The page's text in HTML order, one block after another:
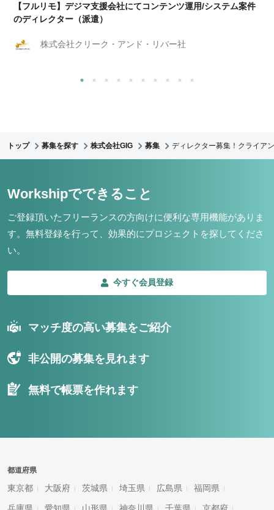
【フルリモ】デジマ支援会社にてコンテンツ運用/システム案件
のディレクター（派遣）
株式会社クリーク・アンド・リバー社
トップ 募集を探す 株式会社GIG 募集 ディレクター募集！クライア
Workshipでできること
ご登録頂いたフリーランスの方向けに便利な専用機能がありま
す。 無料登録を行って、効果的にプロジェクトを探してくださ
い。
今すぐ会員登録
マッチ度の高い募集をご紹介
非公開の募集を見れます
無料で帳票を作れます
都道府県
東京都 大阪府 茨城県 埼玉県 広島県 福岡県
兵庫県 愛知県 山形県 神奈川県 千葉県 京都府